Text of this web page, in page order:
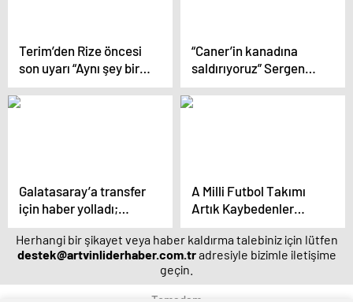
Terim’den Rize öncesi
son uyarı “Aynı şey bir
daha asla olmasın”
“Caner’in kanadına
saldırıyoruz” Sergen
Yalçın’ın hücum
planları
Galatasaray’a transfer
için haber yolladı;
“İsterseniz imza
atarım”
A Milli Futbol Takımı
Artık Kaybedenler
Ligine Düştü
Herhangi bir şikayet veya haber kaldırma talebiniz için lütfen
destek@artvinliderhaber.com.tradresiyle bizimle iletişime
geçin.